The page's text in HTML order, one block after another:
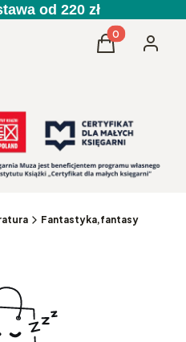
od 220 zł
Produkty w
Koszyk
Fantastyka,fantasy